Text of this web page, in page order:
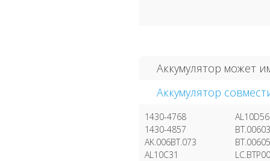
Аккумулятор может
Аккумулятор
1430-4768
1430-4857
AK.006BT.073
AL10C31
AL10D56